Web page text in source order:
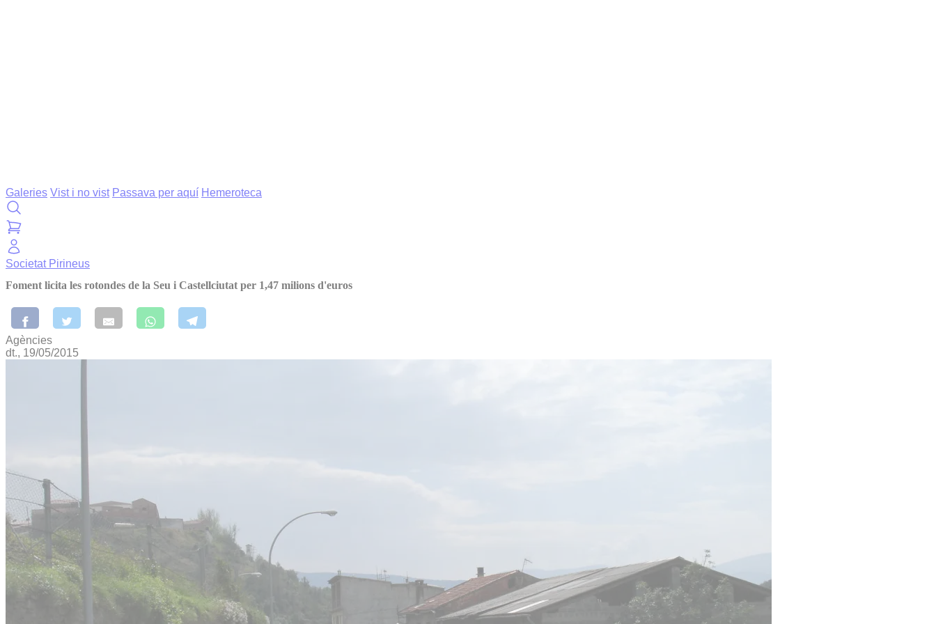
Galeries Vist i no vist Passava per aquí Hemeroteca
Societat Pirineus
Foment licita les rotondes de la Seu i Castellciutat per 1,47 milions d'euros
Agències
dt., 19/05/2015